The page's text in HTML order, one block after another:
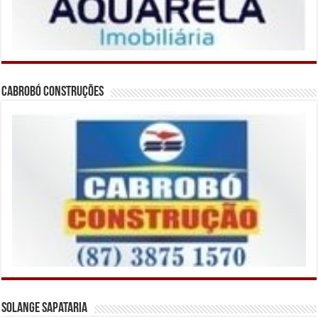
Cabrobó Construções
Solange Sapataria